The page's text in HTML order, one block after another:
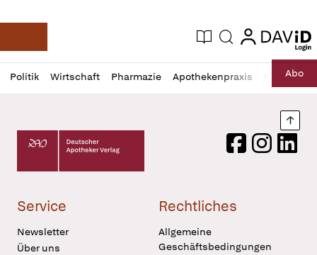
Deutsche Apotheker Zeitung
Aktuelle Ausgabe
Suche login
login
Politik Wirtschaft Pharmazie Apothekenpraxis RechtAbo
Profil
öffnen
Daz
Pur
Deutscher Apotheker Verlag Logo
FacebookInstagram
Service
Newsletter
Über uns
Rechtliches
Allgemeine
Geschäftsbedingungen